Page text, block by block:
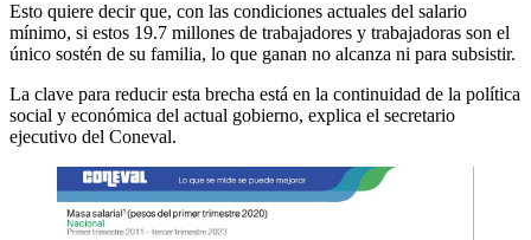
Esto quiere decir que, con las condiciones actuales del salario
mínimo, si estos 19.7 millones de trabajadores y trabajadoras son el
único sostén de su familia, lo que ganan no alcanza ni para subsistir.
La clave para reducir esta brecha está en la continuidad de la política
social y económica del actual gobierno, explica el secretario
ejecutivo del Coneval.